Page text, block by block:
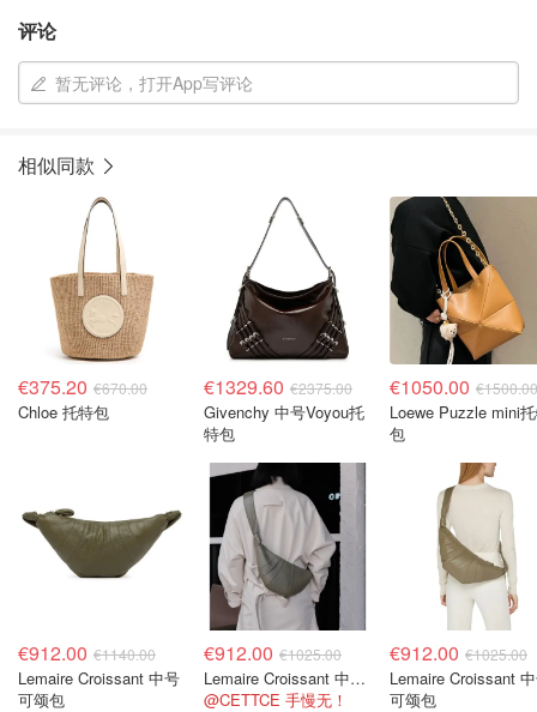
评论
暂无评论，打开App写评论
相似同款
€375.20 €670.00
Chloe 托特包
€1329.60 €2375.00
Givenchy 中号Voyou托
特包
€1050.00 €1500.00
Loewe Puzzle mini
包
€912.00 €1140.00
Lemaire Croissant 中号
可颂包
€912.00 €1025.00
Lemaire Croissant 中号可颂包
@CETTCE 手慢无！
€912.00 €1025.00
Lemaire Croissant
可颂包